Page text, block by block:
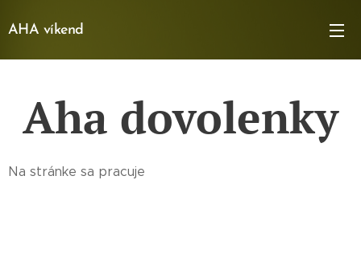
AHA víkend
Aha dovolenky
Na stránke sa pracuje